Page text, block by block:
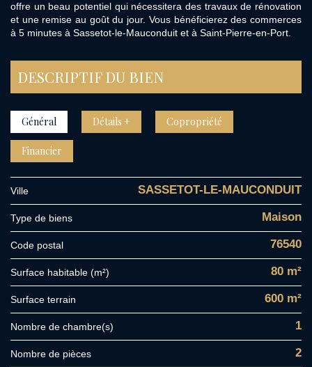
offre un beau potentiel qui nécessitera des travaux de rénovation
et une remise au goût du jour. Vous bénéficierez des commerces
à 5 minutes à Sassetot-le-Mauconduit et à Saint-Pierre-en-Port.
DESCRIPTIF DU BIEN
Général Détails + Copropriété
Financier
Ville SASSETOT-LE-MAUCONDUIT
Type de biens Maison
Code postal 76540
Surface habitable (m²) 80 m²
surface terrain 600 m²
Nombre de chambre(s) 1
Nombre de pièces 2